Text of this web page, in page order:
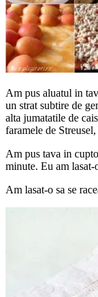
Am pus aluatul in
un strat subtire de
alta jumatatile de
faramele de
Am pus tava in
minute. Eu am lasat-
Am lasat-o sa se